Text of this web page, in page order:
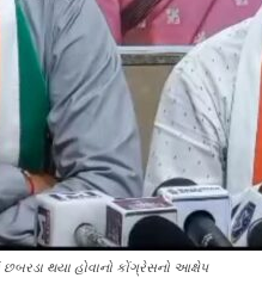
છબરડા થયા હોવાનો કોંગ્રેસનો આક્ષેપ